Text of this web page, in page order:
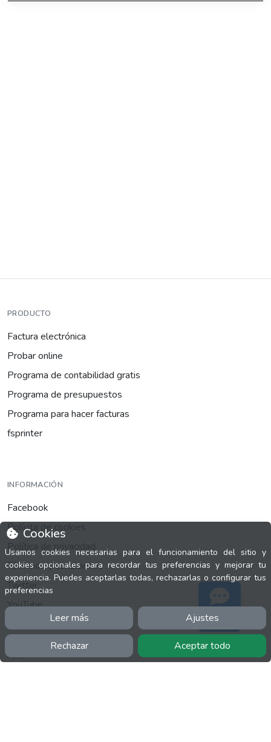
Cookies
Usamos cookies necesarias para el funcionamiento del sitio y
cookies opcionales para recordar tus preferencias y mejorar tu
experiencia. Puedes aceptarlas todas, rechazarlas o configurar tus
preferencias
Leer más Ajustes
Rechazar Aceptar todo
PRODUCTO
Factura electrónica
Probar online
Programa de contabilidad gratis
Programa de presupuestos
Programa para hacer facturas
fsprinter
INFORMACIÓN
Facebook
Polícita de cookies
Política de privacidad
Términos y condiciones
Twitter
YouTube
MÁS
Soporte